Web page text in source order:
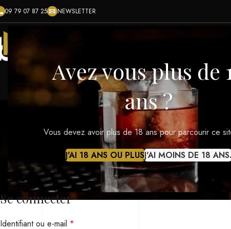
Avez vous plus de
ans ?
Vous devez avoir plus de 18 ans pour parcourir ce
J'AI 18 ANS OU PLUSJ'AI MOINS DE 18 ANS.
09 79 07 87 25 NEWSLETTER
Se connecter
Identifiant ou e-mail *